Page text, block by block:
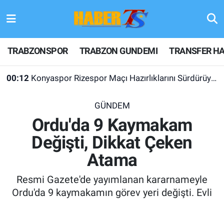
TRABZONSPOR TRABZON GUNDEMI TRANSFER
00:12 Konyaspor Rizespor Maçı Hazırlıklarını Sürdürüyor
GÜNDEM
Ordu'da 9 Kaymakam
Değişti, Dikkat Çeken
Atama
Resmi Gazete'de yayımlanan kararnameyle
Ordu'da 9 kaymakamın görev yeri değişti. Evli
TRABZONSPOR
TRABZON GUNDEMI
KULİS MEYDANI
1461 TRABZON
FUTBOL
Hava Durumu
Trafik Durumu
Son Dakika Haberleri